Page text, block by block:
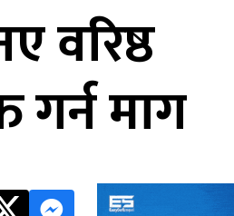
वरिष्ठ
गर्न माग